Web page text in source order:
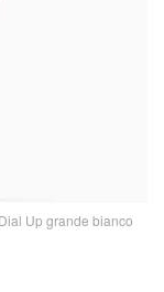
Up grande bianco